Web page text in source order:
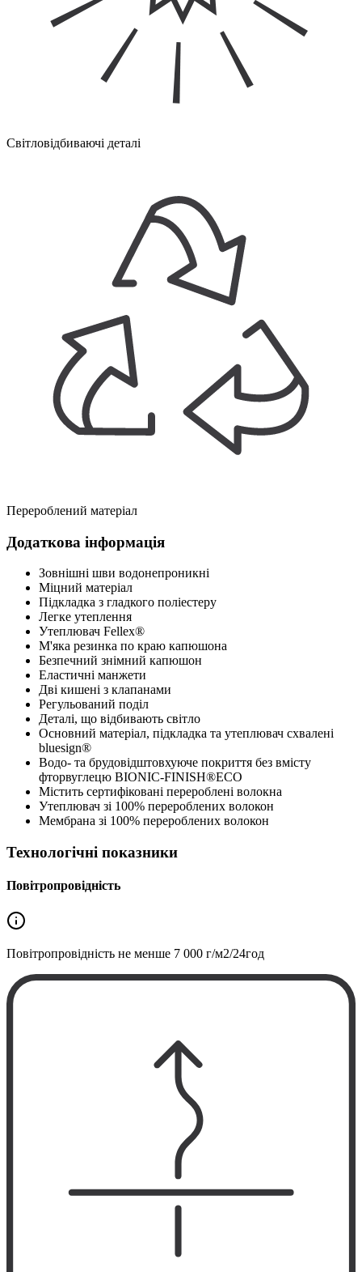
Світловідбиваючі деталі
Перероблений матеріал
Додаткова інформація
Зовнішні шви водонепроникні
Міцний матеріал
Підкладка з гладкого поліестеру
Легке утеплення
Утеплювач Fellex®
М'яка резинка по краю капюшона
Безпечний знімний капюшон
Еластичні манжети
Дві кишені з клапанами
Регульований поділ
Деталі, що відбивають світло
Основний матеріал, підкладка та утеплювач схвалені
bluesign®
Водо- та брудовідштовхуюче покриття без вмісту
фторвуглецю BIONIC-FINISH®ECO
Містить сертифіковані перероблені волокна
Утеплювач зі 100% перероблених волокон
Мембрана зі 100% перероблених волокон
Технологічні показники
Повітропровідність
Повітропровідність не менше 7 000 г/м2/24год